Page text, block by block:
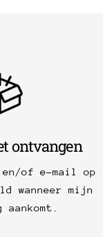
ontvangen
en/of e-mail op
wanneer mijn